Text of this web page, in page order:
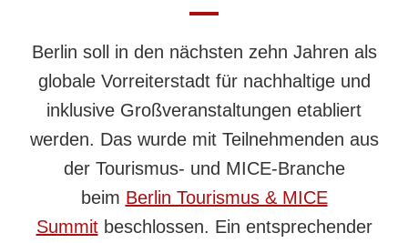
Berlin soll in den nächsten zehn Jahren als
globale Vorreiterstadt für nachhaltige und
inklusive Großveranstaltungen etabliert
werden. Das wurde mit Teilnehmenden aus
der Tourismus- und MICE-Branche
beim Berlin Tourismus & MICE
Summitbeschlossen. Ein entsprechender